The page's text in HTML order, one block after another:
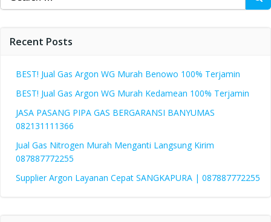
for:
Recent Posts
BEST! Jual Gas Argon WG Murah Benowo 100% Terjamin
BEST! Jual Gas Argon WG Murah Kedamean 100% Terjamin
JASA PASANG PIPA GAS BERGARANSI BANYUMAS
082131111366
Jual Gas Nitrogen Murah Menganti Langsung Kirim
087887772255
Supplier Argon Layanan Cepat SANGKAPURA | 087887772255